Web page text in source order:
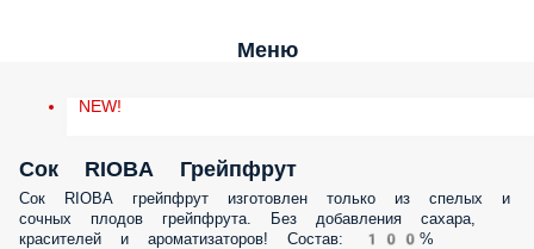
Меню
NEW!
Сок RIOBA Грейпфрут
Сок RIOBA грейпфрут изготовлен только из спелых и
сочных плодов грейпфрута. Без добавления сахара,
красителей и ароматизаторов! Состав: 100%